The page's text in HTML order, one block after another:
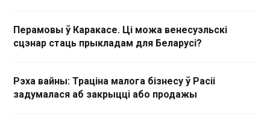
Перамовы ў Каракасе. Ці можа венесуэльскі
сцэнар стаць прыкладам для Беларусі?
Рэха вайны: Траціна малога бізнесу ў Расіі
задумалася аб закрыцці або продажы